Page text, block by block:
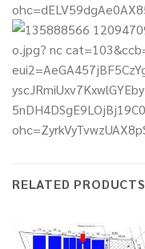
RELATED PRODUCTS